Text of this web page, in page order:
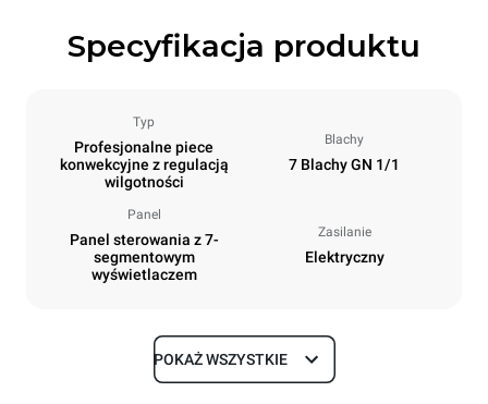
Specyfikacja produktu
Typ
Profesjonalne piece
konwekcyjne z regulacją
wilgotności
Blachy
7 Blachy GN 1/1
Panel
Panel sterowania z 7-
segmentowym
wyświetlaczem
Zasilanie
Elektryczny
Rozmiar
POKAŻ WSZYSTKIE